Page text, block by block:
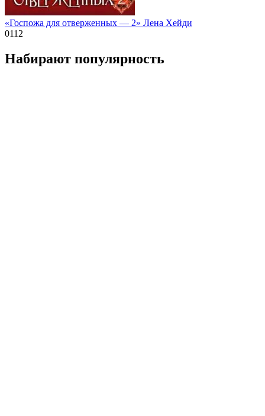
«Госпожа для отверженных — 2» Лена Хейди
0112
Набирают популярность